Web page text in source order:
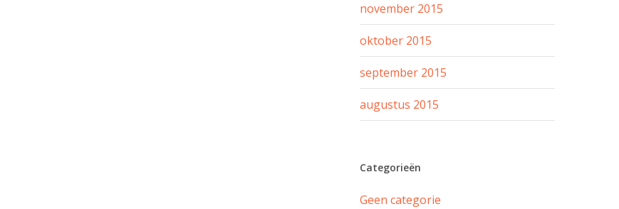
november 2015
oktober 2015
september 2015
augustus 2015
Categorieën
Geen categorie